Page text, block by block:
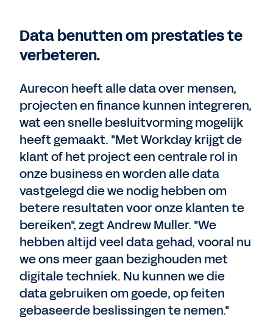
Data benutten om prestaties te
verbeteren.
Aurecon heeft alle data over mensen,
projecten en finance kunnen integreren,
wat een snelle besluitvorming mogelijk
heeft gemaakt. "Met Workday krijgt de
klant of het project een centrale rol in
onze business en worden alle data
vastgelegd die we nodig hebben om
betere resultaten voor onze klanten te
bereiken", zegt Andrew Muller. "We
hebben altijd veel data gehad, vooral nu
we ons meer gaan bezighouden met
digitale techniek. Nu kunnen we die
data gebruiken om goede, op feiten
gebaseerde beslissingen te nemen."